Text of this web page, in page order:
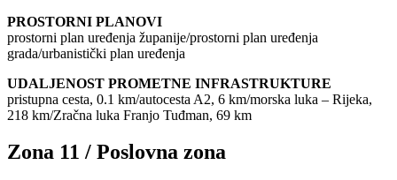
PROSTORNI PLANOVI
prostorni plan uređenja županije/prostorni plan uređenja
grada/urbanistički plan uređenja
UDALJENOST PROMETNE INFRASTRUKTURE
pristupna cesta, 0.1 km/autocesta A2, 6 km/morska luka – Rijeka,
218 km/Zračna luka Franjo Tuđman, 69 km
Zona 11 / Poslovna zona